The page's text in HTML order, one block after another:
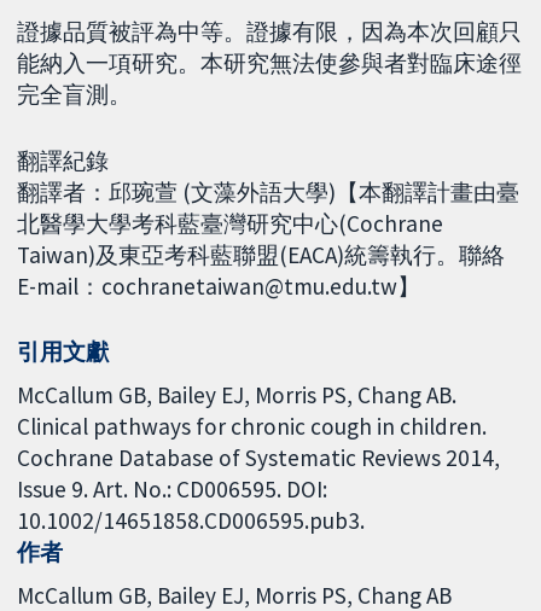
證據品質被評為中等。證據有限，因為本次回顧只
能納入一項研究。本研究無法使參與者對臨床途徑
完全盲測。
翻譯紀錄
翻譯者：邱琬萱 (文藻外語大學)【本翻譯計畫由臺
北醫學大學考科藍臺灣研究中心(Cochrane
Taiwan)及東亞考科藍聯盟(EACA)統籌執行。聯絡
E-mail：cochranetaiwan@tmu.edu.tw】
引用文獻
McCallum GB, Bailey EJ, Morris PS, Chang AB.
Clinical pathways for chronic cough in children.
Cochrane Database of Systematic Reviews 2014,
Issue 9. Art. No.: CD006595. DOI:
10.1002/14651858.CD006595.pub3.
作者
McCallum GB Bailey EJ Morris PS Chang AB